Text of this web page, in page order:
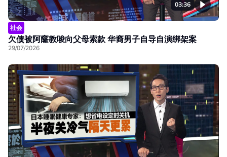
03:36
社会
欠债被阿窿教唆向父母索款 华裔男子自导自演绑架案
29/07/2026